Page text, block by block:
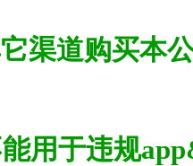
渠道购买本
用于违规